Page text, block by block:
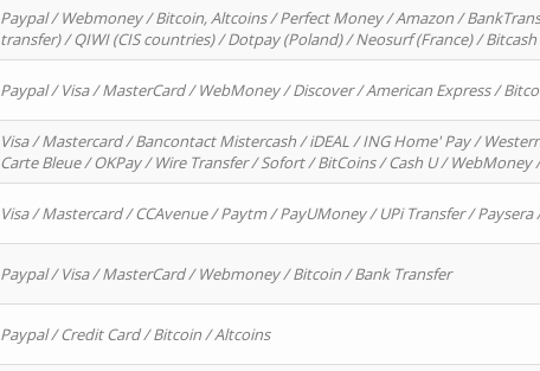
Paypal / Webmoney / Bitcoin, Altcoins / Perfect Money / Amazon /
transfer) / QIWI (CIS countries) / Dotpay (Poland) / Neosurf (France) /
Paypal / Visa / MasterCard / WebMoney / Discover / American Express /
Visa / Mastercard / Bancontact Mistercash / iDEAL / ING Home' Pay /
Carte Bleue / OKPay / Wire Transfer / Sofort / BitCoins / Cash U / WebMoney
Visa / Mastercard / CCAvenue / Paytm / PayUMoney / UPi Transfer /
Paypal / Visa / MasterCard / Webmoney / Bitcoin / Bank Transfer
Paypal / Credit Card / Bitcoin / Altcoins